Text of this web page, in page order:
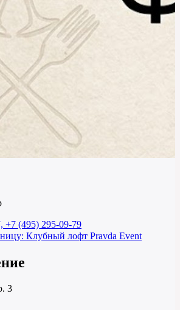
+7 (495) 295-09-79
Клубный лофт Pravda Event
3